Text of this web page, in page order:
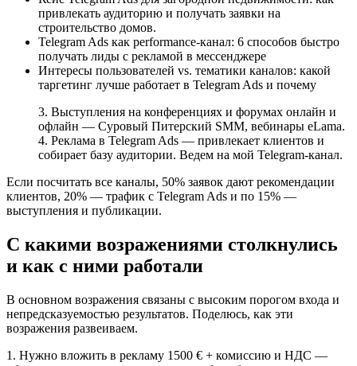
привлекать аудиторию и получать заявки на
строительство домов.
Telegram Ads как performance-канал: 6 способов быстро
получать лиды с рекламой в мессенджере
Интересы пользователей vs. тематики каналов: какой
таргетинг лучше работает в Telegram Ads и почему
3. Выступления на конференциях и форумах онлайн и
офлайн — Суровый Питерский SMM, вебинары eLama.
4. Реклама в Telegram Ads — привлекает клиентов и
собирает базу аудитории. Ведем на мой Telegram-канал.
Если посчитать все каналы, 50% заявок дают рекомендации
клиентов, 20% — трафик с Telegram Ads и по 15% —
выступления и публикации.
С какими возражениями столкнулись
и как с ними работали
В основном возражения связаны с высоким порогом входа и
непредсказуемостью результатов. Поделюсь, как эти
возражения развеиваем.
1. Нужно вложить в рекламу 1500 € + комиссию и НДС —